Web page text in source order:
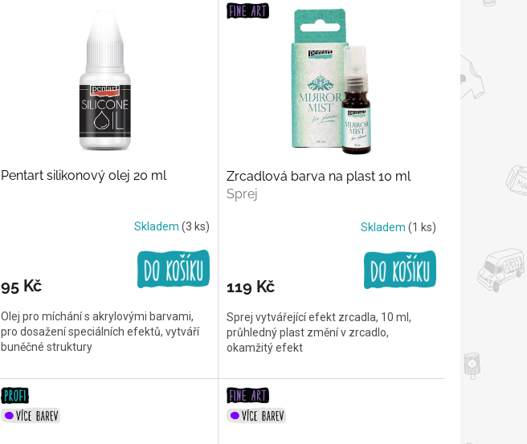
Pentart silikonový olej 20 ml
Skladem (3 ks)
95 Kč
Olej pro míchání s akrylovými barvami,
pro dosažení speciálních efektů, vytváří
buněčné struktury
Zrcadlová barva na plast 10 ml
Sprej
Skladem (1 ks)
119 Kč
Sprej vytvářející efekt zrcadla, 10 ml,
průhledný plast změní v zrcadlo,
okamžitý efekt